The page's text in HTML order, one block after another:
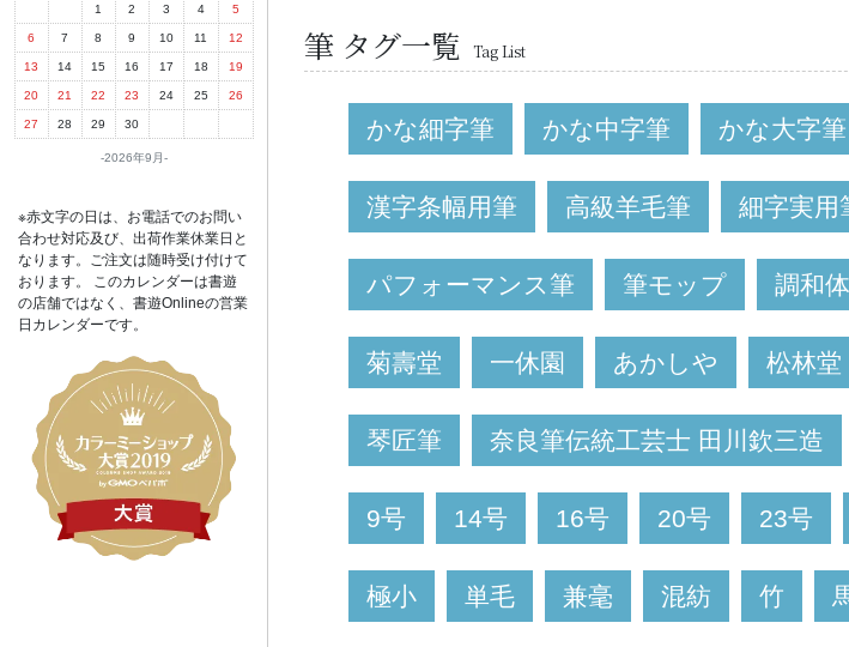
筆 タグ一覧 Tag List
かな細字筆 かな中字筆 かな大字筆
漢字条幅用筆 高級羊毛筆 細字実用
パフォーマンス筆 筆モップ 調和
菊壽堂 一休園 あかしや 松林堂
琴匠筆 奈良筆伝統工芸士 田川欽三造
9号 14号 16号 20号 23号
極小 単毛 兼毫 混紡 竹
2026年9月
1 2 3 4 5
6 7 8 9 10 11 12
13 14 15 16 17 18 19
20 21 22 23 24 25 26
27 28 29 30
※赤文字の日は、お電話でのお問い
合わせ対応及び、出荷作業休業日と
なります。ご注文は随時受け付けて
おります。 このカレンダーは書遊
の店舗ではなく、書遊Onlineの営業
日カレンダーです。